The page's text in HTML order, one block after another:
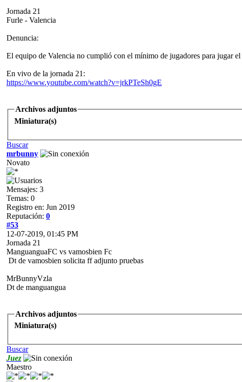
Jornada 21
Furle - Valencia
Denuncia:
El equipo de Valencia no cumplió con el mínimo de jugadores para jugar
En vivo de la jornada 21:
https://www.youtube.com/watch?v=jrkPTeSh0gE
Archivos adjuntos
Miniatura(s)
Buscar
mrbunny
Novato
Mensajes: 3
Temas: 0
Registro en: Jun 2019
Reputación: 0
#53
12-07-2019, 01:45 PM
Jornada 21
ManguanguaFC vs vamosbien Fc
Dt de vamosbien solicita ff adjunto pruebas
MrBunnyVzla
Dt de manguangua
Archivos adjuntos
Miniatura(s)
Buscar
Juez
Maestro